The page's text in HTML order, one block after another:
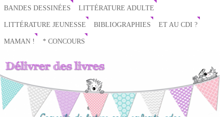
BANDES DESSINÉES LITTÉRATURE ADULTE
LITTÉRATURE JEUNESSE BIBLIOGRAPHIES ET AU CDI ?
MAMAN ! * CONCOURS